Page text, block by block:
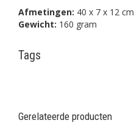
Afmetingen: 40 x 7 x 12 cm
Gewicht: 160 gram
Tags
Gerelateerde producten